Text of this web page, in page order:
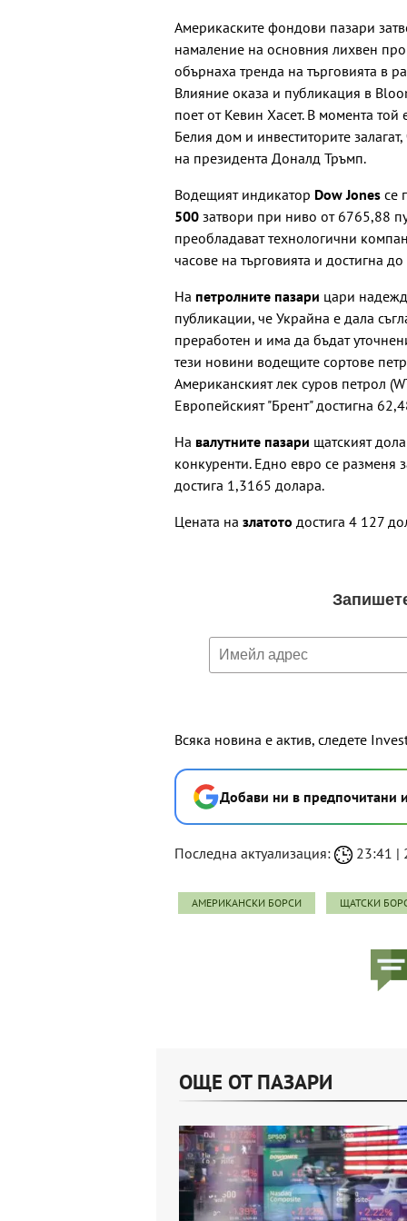
Америкаските фондови пазари
намаление на основния лихвен
обърнаха тренда на търговията в
Влияние оказа и публикация в
поет от Кевин Хасет. В момента
Белия дом и инвеститорите
на президента Доналд Тръмп.
Водещият индикатор Dow Jones се
500 затвори при ниво от 6765,88
преобладават технологични
часове на търговията и достигна
На петролните пазари цари
публикации, че Украйна е дала
преработен и има да бъдат
тези новини водещите сортове
Американският лек суров петрол
Европейският "Брент" достигна
На валутните пазари щатският
конкуренти. Едно евро се разменя
достига 1,3165 долара.
Цената на златото достига 4 127
Всяка новина е актив, следете
Добави ни в предпочитани
Последна актуализация: 23:41 |
АМЕРИКАНСКИ БОРСИ ЩАТСКИ
ОЩЕ ОТ ПАЗАРИ